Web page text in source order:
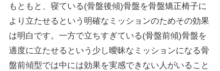
もともと、寝ている(骨盤後傾)骨盤を骨盤矯正椅子に
より立たせるという明確なミッションのためその効果
は明白です。一方で立ちすぎている(骨盤前傾)骨盤を
適度に立たせるという少し曖昧なミッションになる骨
盤前傾型では中には効果を実感できない人がいること